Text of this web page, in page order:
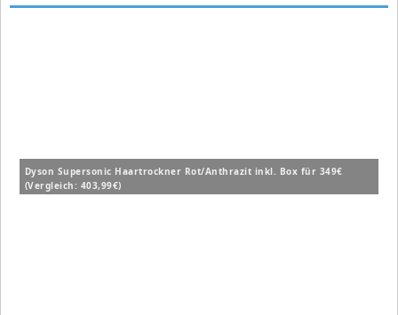
Dyson Supersonic Haartrockner Rot/Anthrazit inkl. Box für 349€
(Vergleich: 403,99€)